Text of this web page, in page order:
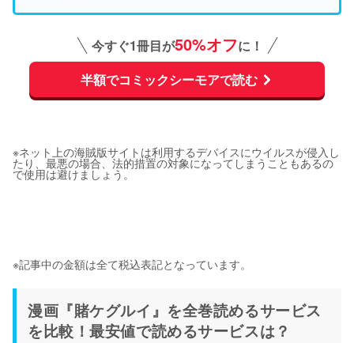
今すぐ1冊目が50%オフに！
半額でコミックシーモアで読む
※ネット上の海賊版サイトは利用するデバイスにウイルスが侵入し
たり、最悪の場合、法的措置の対象になってしまうこともあるの
で使用は避けましょう。
※記事中の金額は全て税込表記となっています。
漫画『賭ケグルイ』を全巻読めるサービス
を比較！最安値で読めるサービスは？